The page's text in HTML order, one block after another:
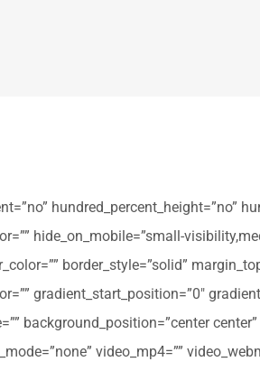
hundred_percent_height=”no”
hide_on_mobile=”small-
border_style=”solid”
gradient_start_position=”0″
background_position=”center
video_mp4=””